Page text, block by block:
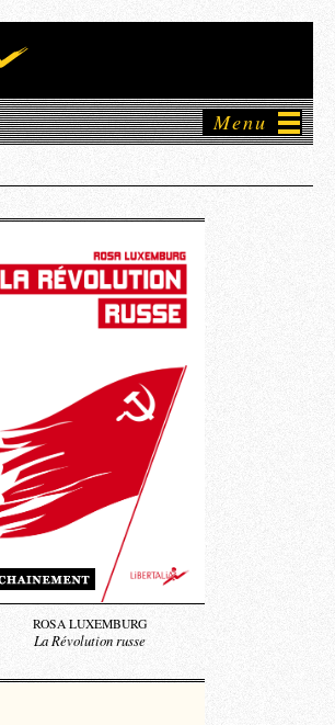
Menu
ROSA LUXEMBURG
La Révolution russe